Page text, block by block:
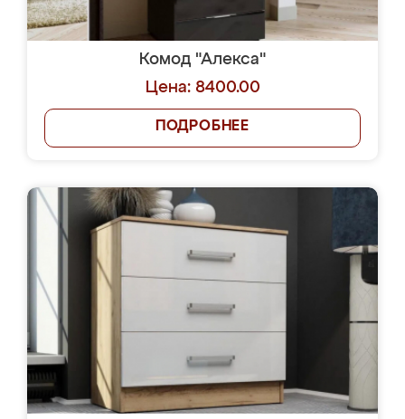
Комод "Алекса"
Цена: 8400.00
ПОДРОБНЕЕ